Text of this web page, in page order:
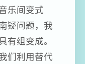
乐间变式
疑问题，我
有组变成。
们利用替代